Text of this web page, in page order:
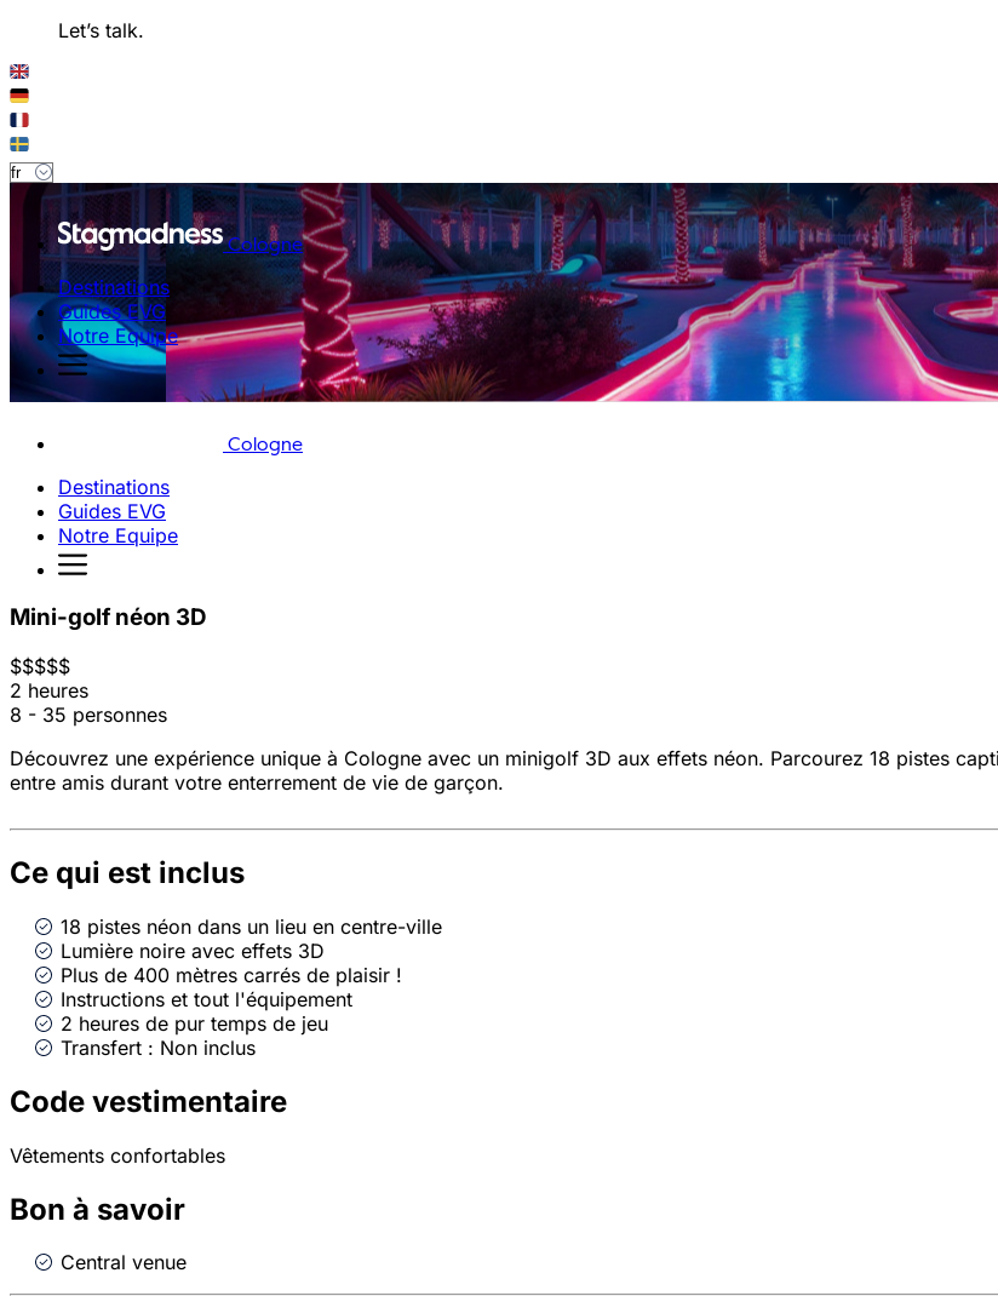
Let’s talk.
Cologne
Destinations
Guides EVG
Notre Equipe
Cologne
Destinations
Guides EVG
Notre Equipe
Mini-golf néon 3D
$$$$$
2 heures
8 - 35 personnes
Découvrez une expérience unique à Cologne avec un minigolf 3D aux effets néon. Parcourez 18 pistes
entre amis durant votre enterrement de vie de garçon.
Ce qui est inclus
18 pistes néon dans un lieu en centre-ville
Lumière noire avec effets 3D
Plus de 400 mètres carrés de plaisir !
Instructions et tout l'équipement
2 heures de pur temps de jeu
Transfert : Non inclus
Code vestimentaire
Vêtements confortables
Bon à savoir
Central venue